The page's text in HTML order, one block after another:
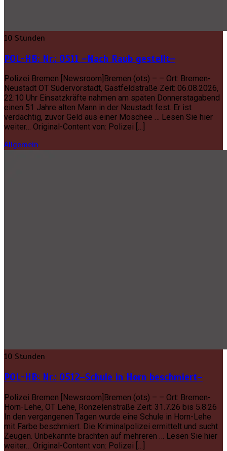
10 Stunden
POL-HB: Nr.: 0511 –Nach Raub gestellt–
Polizei Bremen [Newsroom]Bremen (ots) – – Ort: Bremen-
Neustadt OT Südervorstadt, Gastfeldstraße Zeit: 06.08.2026,
22:10 Uhr Einsatzkräfte nahmen am späten Donnerstagabend
einen 51 Jahre alten Mann in der Neustadt fest. Er ist
verdächtig, zuvor Geld aus einer Moschee … Lesen Sie hier
weiter… Original-Content von: Polizei […]
Allgemein
10 Stunden
POL-HB: Nr.: 0512–Schule in Horn beschmiert–
Polizei Bremen [Newsroom]Bremen (ots) – – Ort: Bremen-
Horn-Lehe, OT Lehe, Ronzelenstraße Zeit: 31.7.26 bis 5.8.26
In den vergangenen Tagen wurde eine Schule in Horn-Lehe
mit Farbe beschmiert. Die Kriminalpolizei ermittelt und sucht
Zeugen. Unbekannte brachten auf mehreren … Lesen Sie hier
weiter… Original-Content von: Polizei […]